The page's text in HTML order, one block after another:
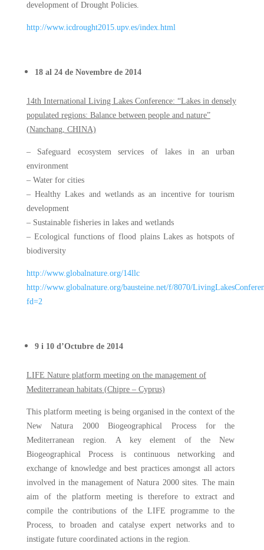
development of Drought Policies.
http://www.icdrought2015.upv.es/index.html
18 al 24 de Novembre de 2014
14th International Living Lakes Conference: “Lakes in densely
populated regions: Balance between people and nature”
(Nanchang, CHINA)
– Safeguard ecosystem services of lakes in an urban
environment
– Water for cities
– Healthy Lakes and wetlands as an incentive for tourism
development
– Sustainable fisheries in lakes and wetlands
– Ecological functions of flood plains Lakes as hotspots of
biodiversity
http://www.globalnature.org/14llc
http://www.globalnature.org/bausteine.net/f/8070/
fd=2
9 i 10 d’Octubre de 2014
LIFE Nature platform meeting on the management of
Mediterranean habitats (Chipre – Cyprus)
This platform meeting is being organised in the context of the
New Natura 2000 Biogeographical Process for the
Mediterranean region. A key element of the New
Biogeographical Process is continuous networking and
exchange of knowledge and best practices amongst all actors
involved in the management of Natura 2000 sites. The main
aim of the platform meeting is therefore to extract and
compile the contributions of the LIFE programme to the
Process, to broaden and catalyse expert networks and to
instigate future coordinated actions in the region.